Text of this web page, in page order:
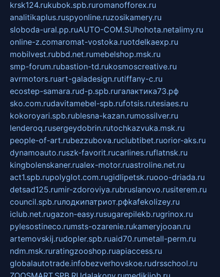
krsk124.rukubok.spb.ruromanofforex.ru
analitikaplus.ruspyonline.ruzosikamery.ru
sloboda-ural.pp.ruAUTO-COM.SUhohota.netalimy.ru
online-z.comaromat-vostoka.ruotdelkaexp.ru
mobilvest.rubbd.net.rumebelshop.msk.ru
smp-forum.rubastion-td.rukosmoscreative.ru
avrmotors.ruart-galadesign.rutiffany-c.ru
ecostep-samara.rud-p.spb.ruгалактика73.рф
sko.com.rudavitamebel-spb.rufotsis.rutesiaes.ru
kokoroyari.spb.rublesna-kazan.rumossilver.ru
lenderoq.rusergeydobrin.rutochkazvuka.msk.ru
people-of-art.rubezzubova.ruclubtibet.ruorior-aks.ru
dynamoauto.ruszk-favorit.rucarlines.ruflatnsk.ru
kingbolenskaner.rualex-motor.ruastroline.net.ru
act1.spb.rupolyglot.com.rugidlipetsk.ruooo-driada.ru
detsad125.rumir-zdoroviya.rubruslanovo.rusiterem.ru
council.spb.ruлодкипатриот.рфkafekolizey.ru
iclub.net.rugazon-easy.rusugarepilekb.rugrinox.ru
pylesostineco.rumsts-ozarenie.rukameryjooan.ru
artemovskij.rudopler.spb.ruaid70.rumetall-perm.ru
ndm.msk.ruratingzooshop.ruapiaccess.ru
globalautotrade.infobezverhovskoe.rudrsschool.ru